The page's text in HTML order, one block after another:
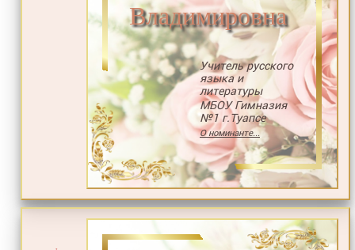
Владимировна
Учитель русского
языка и
литературы
МБОУ Гимназия
№1 г.Туапсе
О номинанте...